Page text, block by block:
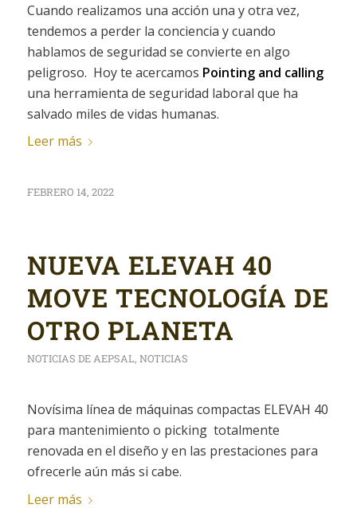
Cuando realizamos una acción una y otra vez,
tendemos a perder la conciencia y cuando
hablamos de seguridad se convierte en algo
peligroso. Hoy te acercamos Pointing and calling
una herramienta de seguridad laboral que ha
salvado miles de vidas humanas.
Leer más
FEBRERO 14, 2022
NUEVA ELEVAH 40
MOVE TECNOLOGÍA DE
OTRO PLANETA
NOTICIAS DE AEPSAL, NOTICIAS
Novísima línea de máquinas compactas ELEVAH 40
para mantenimiento o picking totalmente
renovada en el diseño y en las prestaciones para
ofrecerle aún más si cabe.
Leer más